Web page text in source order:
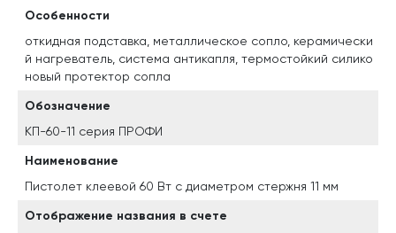
Особенности
откидная подставка, металлическое сопло, керамически
й нагреватель, система антикапля, термостойкий силико
новый протектор сопла
Обозначение
КП-60-11 серия ПРОФИ
Наименование
Пистолет клеевой 60 Вт с диаметром стержня 11 мм
Отображение названия в счете